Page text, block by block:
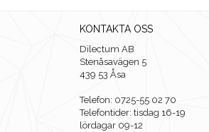
KONTAKTA OSS
Dilectum AB
Stenåsavägen 5
439 53 Åsa
Telefon: 0725-55 02 70
Telefontider: tisdag 16-19
lördagar 09-12